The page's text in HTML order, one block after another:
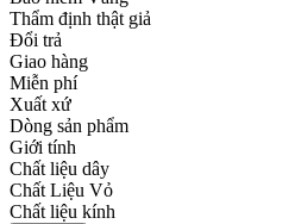
Thẩm định thật giả
Đổi trả
Giao hàng
Miễn phí
Xuất xứ
Dòng sản phẩm
Giới tính
Chất liệu dây
Chất Liệu Vỏ
Chất liệu kính